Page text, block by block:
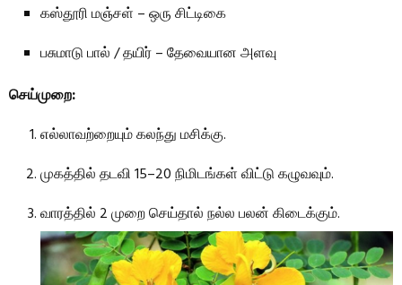
கஸ்தூரி மஞ்சள் – ஒரு சிட்டிகை
பசுமாடு பால் / தயிர் – தேவையான அளவு
செய்முறை:
எல்லாவற்றையும் கலந்து மசிக்கு.
முகத்தில் தடவி 15–20 நிமிடங்கள் விட்டு கழுவவும்.
வாரத்தில் 2 முறை செய்தால் நல்ல பலன் கிடைக்கும்.